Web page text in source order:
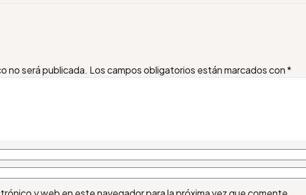
no será publicada. Los campos obligatorios están marcados con*